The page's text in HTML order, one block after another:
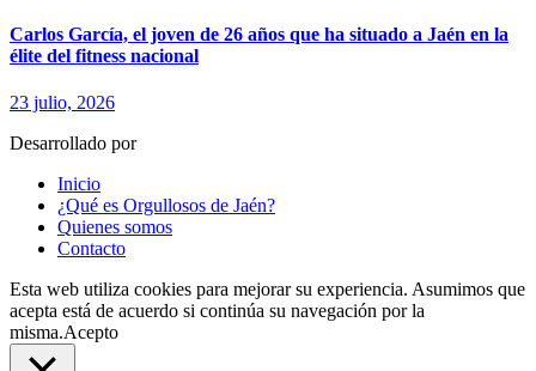
Carlos García, el joven de 26 años que ha situado a Jaén en la
élite del fitness nacional
23 julio, 2026
Desarrollado por
Inicio
¿Qué es Orgullosos de Jaén?
Quienes somos
Contacto
Esta web utiliza cookies para mejorar su experiencia. Asumimos que
acepta está de acuerdo si continúa su navegación por la
misma.Acepto